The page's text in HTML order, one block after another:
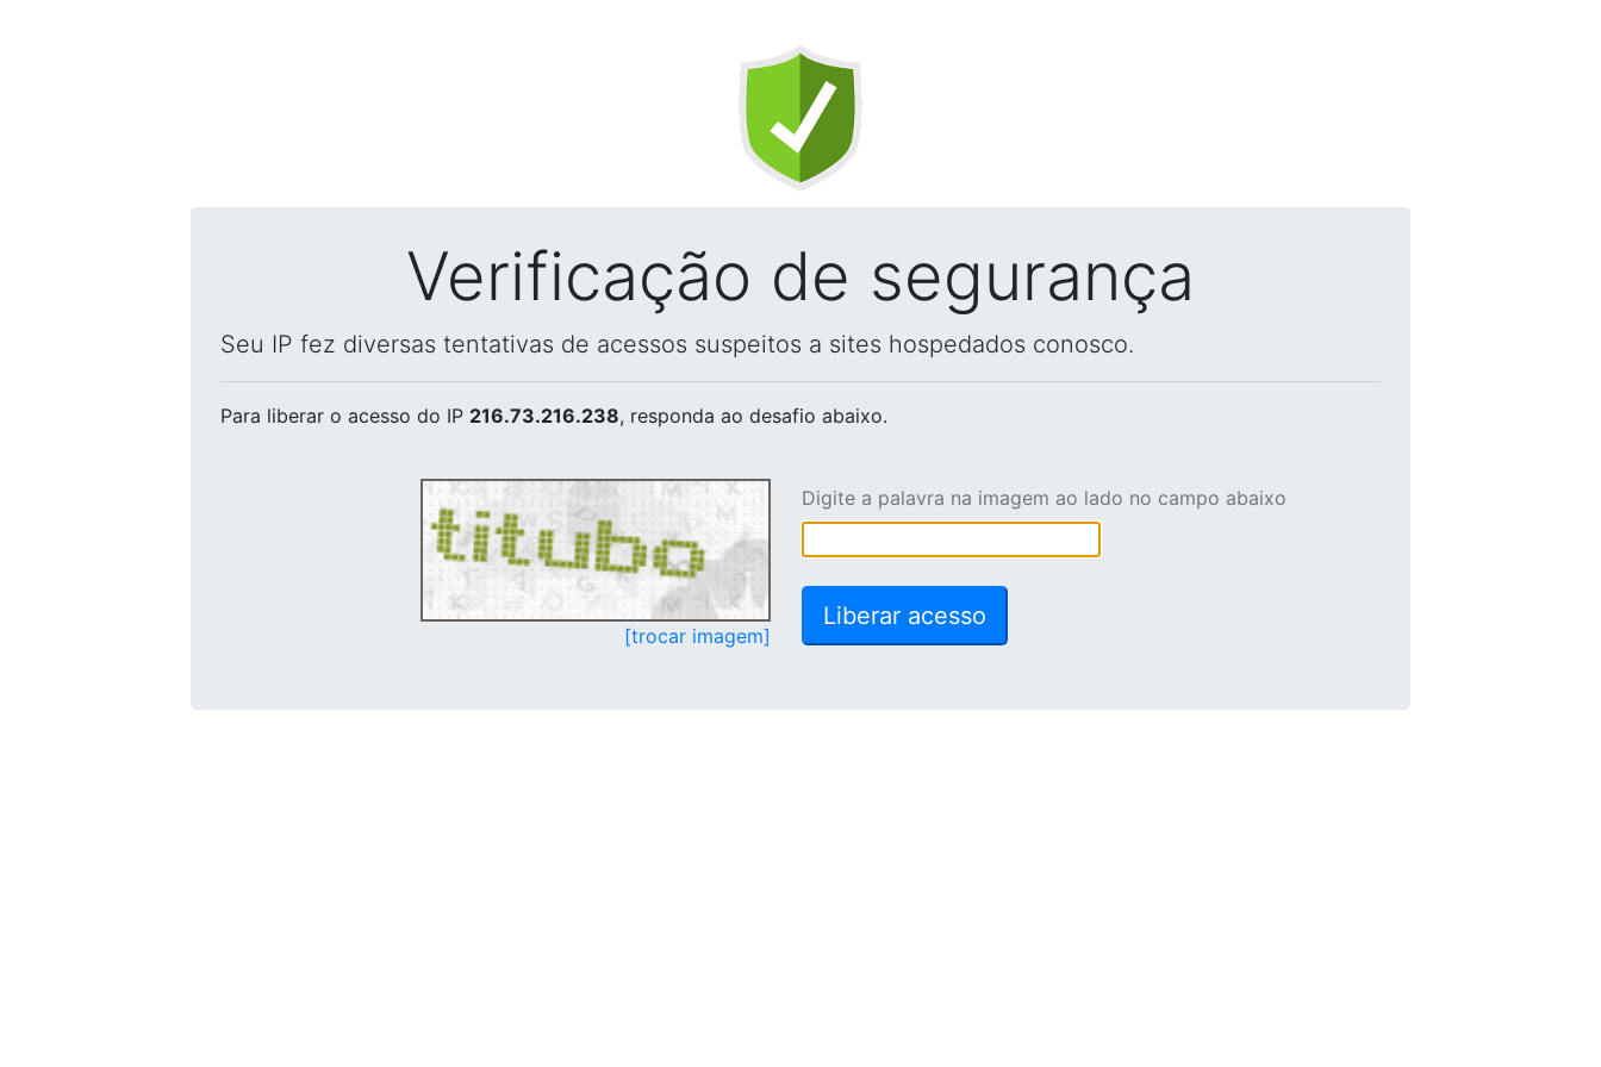
Verificação de segurança
Seu IP fez diversas tentativas de acessos suspeitos a sites hospedados conosco.
Para liberar o acesso do IP 216.73.216.238, responda ao desafio abaixo.
[trocar imagem]
Digite a palavra na imagem ao lado no campo abaixo